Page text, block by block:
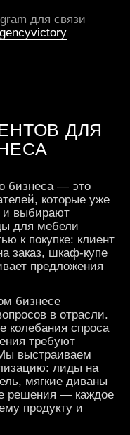
для связи
ДЛЯ
бизнеса — это
которые уже
и выбирают
для мебели
к покупке: клиент
заказ, шкаф-купе
предложения
бизнесе
в отрасли.
колебания спроса
требуют
выстраиваем
лиды на
мягкие диваны
решения — каждое
продукту и